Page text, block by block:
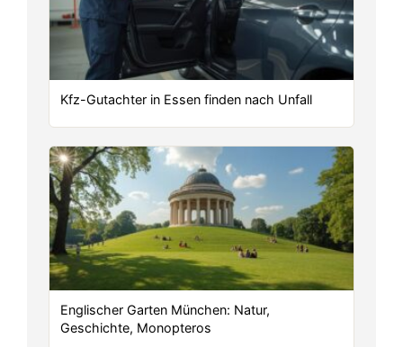
Kfz-Gutachter in Essen finden nach Unfall
Englischer Garten München: Natur,
Geschichte, Monopteros